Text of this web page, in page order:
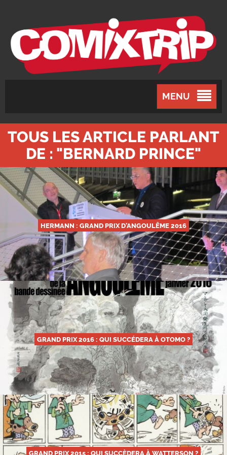
MENU
TOUS LES ARTICLE PARLANT
DE : "BERNARD PRINCE"
HERMANN : GRAND PRIX D’ANGOULÊME 2016
GRAND PRIX 2016 : QUI SUCCÉDERA À OTOMO ?
GRAND PRIX 2015 : QUI SUCCÈDERA À WATTERSON ?